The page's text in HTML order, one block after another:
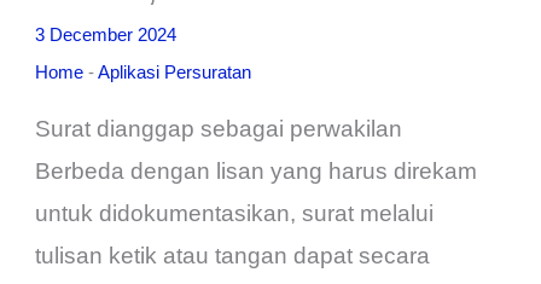
3 December 2024
Home -Aplikasi Persuratan
Surat dianggap sebagai perwakilan
Berbeda dengan lisan yang harus direkam
untuk didokumentasikan, surat melalui
tulisan ketik atau tangan dapat secara